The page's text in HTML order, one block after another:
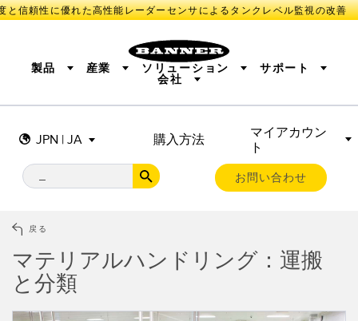
信頼性に優れた高性能レーダーセンサによるタンクレベル監視の改善
JPN | JA 購入方法
マイアカウン
ト
お問い合わせ
製品
センサ
測定ソリューション
BARCODE & VISION
リモートI/O
CONNECTIVITY
ソフトウエア
技術
センサ
産業 ソリューション
IIOT AND THE SMART FACTORY
MACHINE GUARDING
PICK-TO-LIGHT
INDUSTRIAL ILLUMINATION
MEASUREMENT & INSPECTION
VEHICLE DETECTION
PREDICTIVE MAINTENANCE
RADAR APPLICATIONS
サポート
会社
戻る
マテリアルハンドリング：運搬
と分類